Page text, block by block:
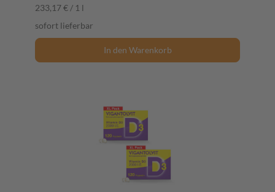
233,17 € / 1 l
sofort lieferbar
In den Warenkorb